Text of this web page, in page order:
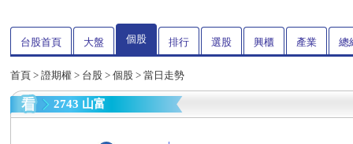
台股首頁 大盤 個股 排行 選股 興櫃 產業 總
首頁 > 證期權 > 台股 > 個股 > 當日走勢
2743 山富